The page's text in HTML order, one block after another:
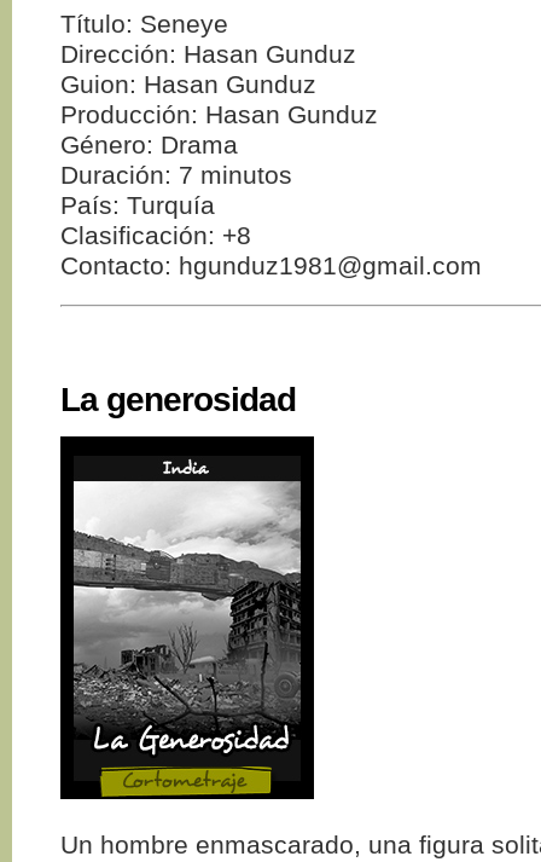
Título: Seneye
Dirección: Hasan Gunduz
Guion: Hasan Gunduz
Producción: Hasan Gunduz
Género: Drama
Duración: 7 minutos
País: Turquía
Clasificación: +8
Contacto: hgunduz1981@gmail.com
La generosidad
Un hombre enmascarado, una figura